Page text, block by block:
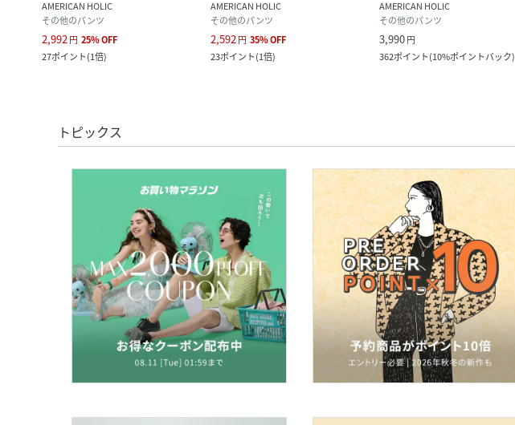
AMERICAN HOLIC
その他のパンツ
2,992円 25%OFF
27ポイント(1倍)
AMERICAN HOLIC
その他のパンツ
2,592円 35%OFF
23ポイント(1倍)
AMERICAN HOLIC
その他のパンツ
3,990円
362ポイント(10%ポイントバック)
トピックス